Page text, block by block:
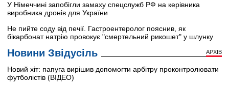
У Німеччині запобігли замаху спецслужб РФ на керівника
виробника дронів для України
Не пийте соду від печії. Гастроентеролог пояснив, як
бікарбонат натрію провокує "смертельний рикошет" у шлунку
Новини Звідусіль АРХІВ
Новий хіт: папуга вирішив допомогти арбітру проконтролювати
футболістів (ВІДЕО)